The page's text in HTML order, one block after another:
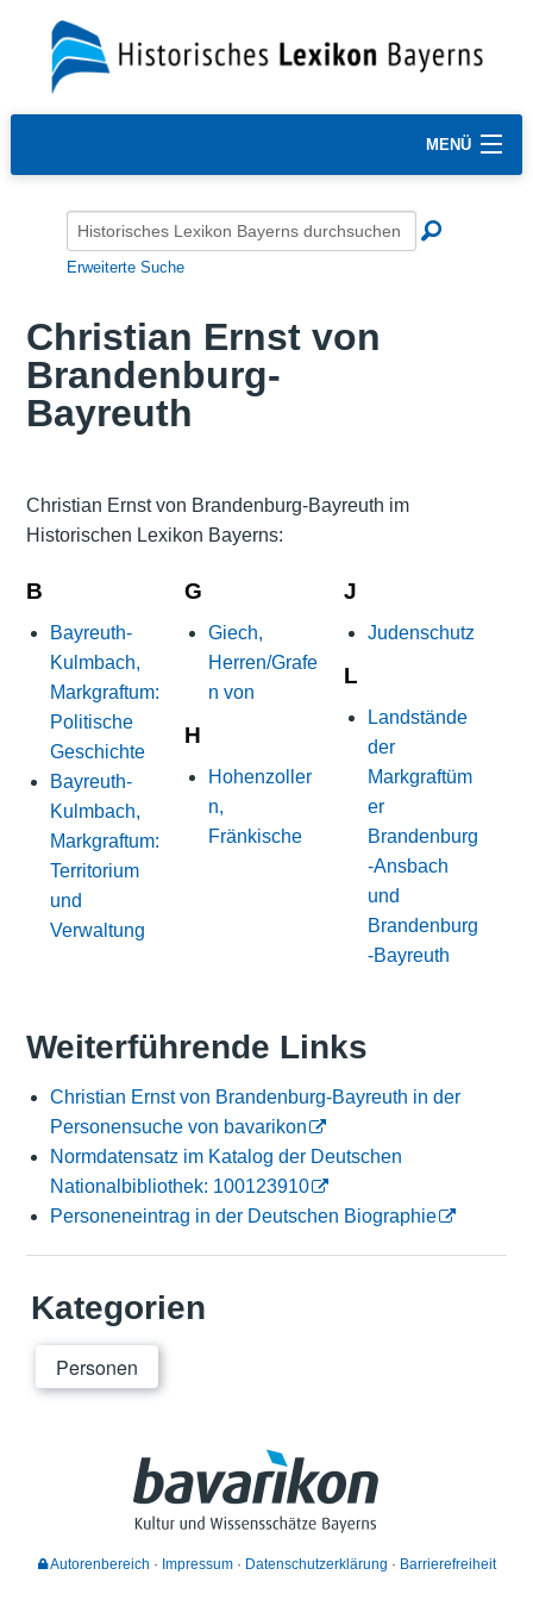
MENÜ
Erweiterte Suche
Christian Ernst von
Brandenburg-
Bayreuth
Christian Ernst von Brandenburg-Bayreuth im
Historischen Lexikon Bayerns:
B
Bayreuth-
Kulmbach,
Markgraftum:
Politische
Geschichte
Bayreuth-
Kulmbach,
Markgraftum:
Territorium
und
Verwaltung
G
Giech,
Herren/Grafe
n von
H
Hohenzoller
n,
Fränkische
J
Judenschutz
L
Landstände
der
Markgraftüm
er
Brandenburg
-Ansbach
und
Brandenburg
-Bayreuth
Weiterführende Links
Christian Ernst von Brandenburg-Bayreuth in der
Personensuche von bavarikon
Normdatensatz im Katalog der Deutschen
Nationalbibliothek: 100123910
Personeneintrag in der Deutschen Biographie
Kategorien
Personen
Autorenbereich Impressum Datenschutzerklärung Barrierefreiheit